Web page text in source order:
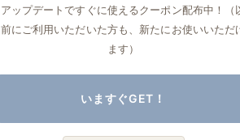
アップデートですぐに使えるクーポン配布中！（
前にご利用いただいた方も、新たにお使いいただ
ます）
いますぐGET！